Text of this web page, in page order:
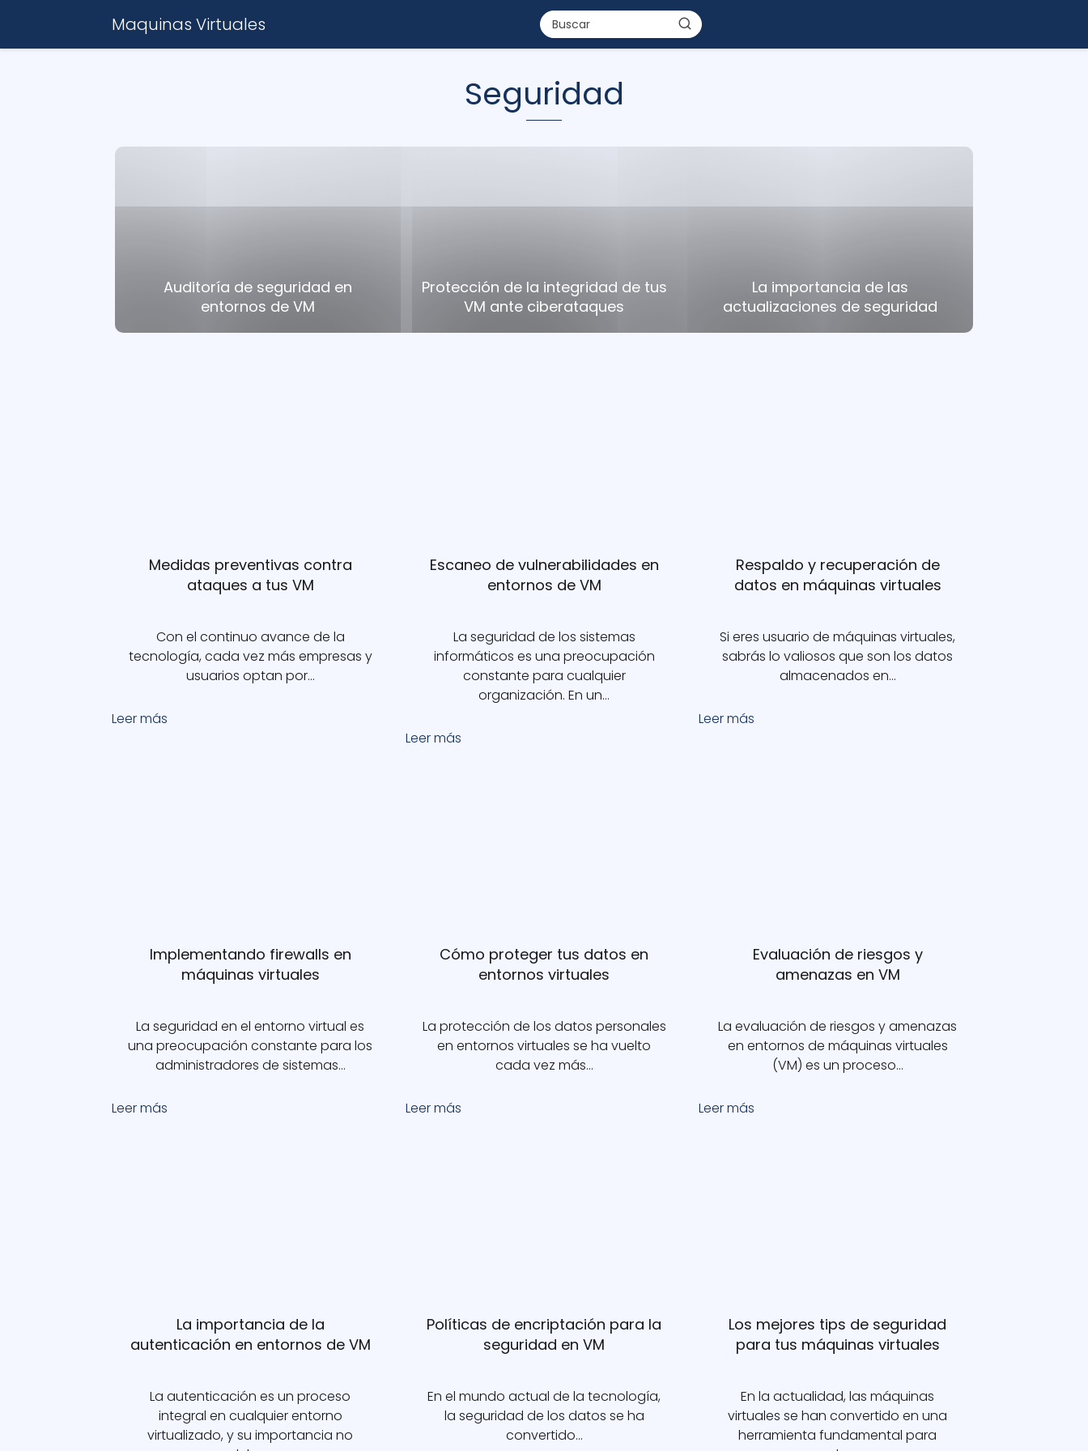
Maquinas Virtuales
Seguridad
Auditoría de seguridad en
entornos de VM
Protección de la integridad de tus
VM ante ciberataques
La importancia de las
actualizaciones de seguridad
Medidas preventivas contra
ataques a tus VM
Con el continuo avance de la
tecnología, cada vez más empresas y
usuarios optan por…
Leer más
Escaneo de vulnerabilidades en
entornos de VM
La seguridad de los sistemas
informáticos es una preocupación
constante para cualquier
organización. En un…
Leer más
Respaldo y recuperación de
datos en máquinas virtuales
Si eres usuario de máquinas virtuales,
sabrás lo valiosos que son los datos
almacenados en…
Leer más
Implementando firewalls en
máquinas virtuales
La seguridad en el entorno virtual es
una preocupación constante para los
administradores de sistemas…
Leer más
Cómo proteger tus datos en
entornos virtuales
La protección de los datos personales
en entornos virtuales se ha vuelto
cada vez más…
Leer más
Evaluación de riesgos y
amenazas en VM
La evaluación de riesgos y amenazas
en entornos de máquinas virtuales
(VM) es un proceso…
Leer más
La importancia de la
autenticación en entornos de VM
La autenticación es un proceso
integral en cualquier entorno
virtualizado, y su importancia no
Políticas de encriptación para la
seguridad en VM
En el mundo actual de la tecnología,
la seguridad de los datos se ha
convertido…
Los mejores tips de seguridad
para tus máquinas virtuales
En la actualidad, las máquinas
virtuales se han convertido en una
herramienta fundamental para